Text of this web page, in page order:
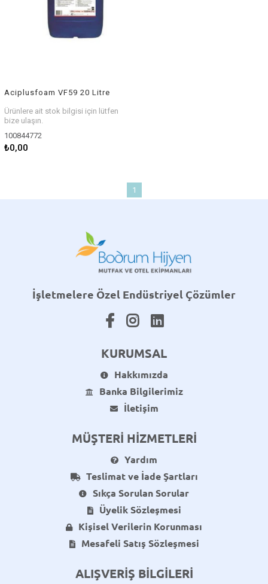
Aciplusfoam VF59 20 Litre
Ürünlere ait stok bilgisi için lütfen
bize ulaşın.
100844772
₺0,00
1
İşletmelere Özel Endüstriyel Çözümler
KURUMSAL
Hakkımızda
Banka Bilgilerimiz
İletişim
MÜŞTERİ HİZMETLERİ
Yardım
Teslimat ve İade Şartları
Sıkça Sorulan Sorular
Üyelik Sözleşmesi
Kişisel Verilerin Korunması
Mesafeli Satış Sözleşmesi
ALIŞVERİŞ BİLGİLERİ